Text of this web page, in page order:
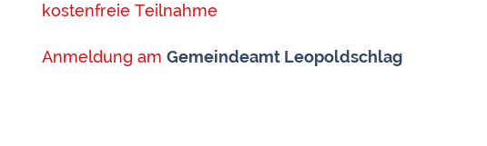
kostenfreie Teilnahme
Anmeldung amGemeindeamt Leopoldschlag